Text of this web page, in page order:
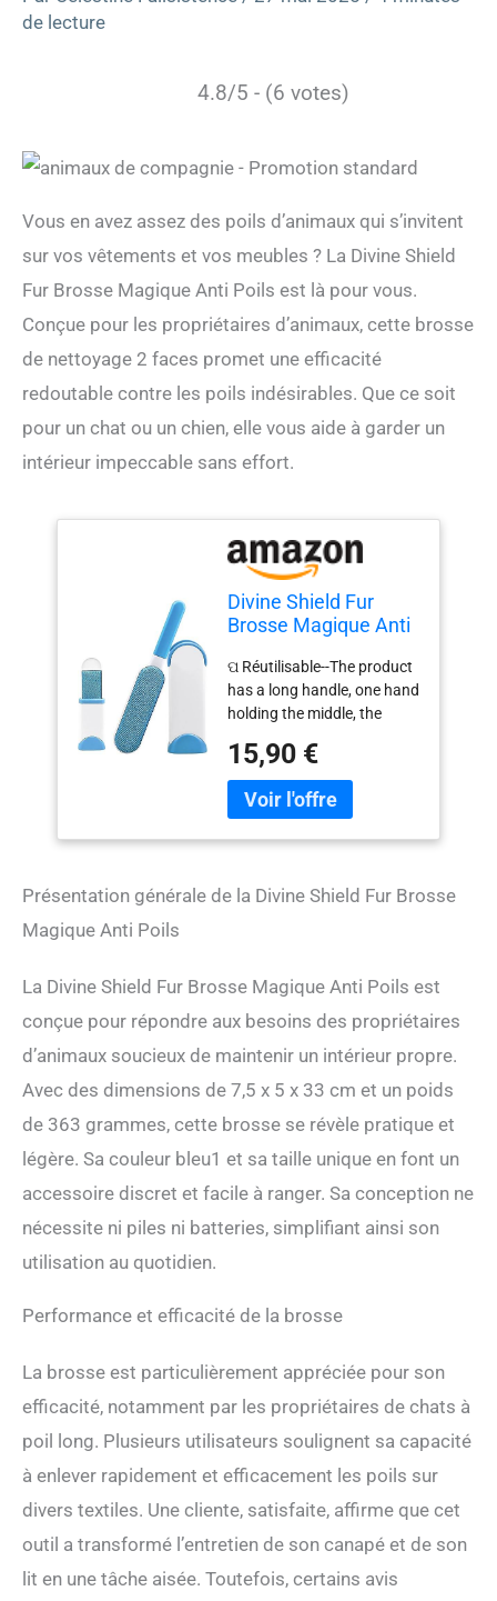
de lecture
4.8/5 - (6 votes)
Vous en avez assez des poils d’animaux qui s’invitent
sur vos vêtements et vos meubles ? La Divine Shield
Fur Brosse Magique Anti Poils est là pour vous.
Conçue pour les propriétaires d’animaux, cette brosse
de nettoyage 2 faces promet une efficacité
redoutable contre les poils indésirables. Que ce soit
pour un chat ou un chien, elle vous aide à garder un
intérieur impeccable sans effort.
Divine Shield Fur
Brosse Magique Anti
Nettoyage Magique 2
Faces (Chat, Chien)
ପ Réutilisable--The product
has a long handle, one hand
holding the middle, the
handle, pulled in the
opposite direction, pull out
the brush, gently sweep the
brush box has cilia on both
Open the bottom and clear
the "trash" into the trash. ପ
has a three-piece brush, a
blue long-handled brush, a
mini-brush, and the mini-
brush easily cleans the
carried around with you. ପ
High quality texture--the
Oh, this box has a layer of
protection, feel smooth and
made of high soft and easy
to stick cilia. Give your pet
Moderate size -- this
product brush length 33cm,
lower handle width 2cm.
The brush box is 7cm long,
15,90 €
Présentation générale de la Divine Shield Fur Brosse
Magique Anti Poils
La Divine Shield Fur Brosse Magique Anti Poils est
conçue pour répondre aux besoins des propriétaires
d’animaux soucieux de maintenir un intérieur propre.
Avec des dimensions de 7,5 x 5 x 33 cm et un poids
de 363 grammes, cette brosse se révèle pratique et
légère. Sa couleur bleu1 et sa taille unique en font un
accessoire discret et facile à ranger. Sa conception ne
nécessite ni piles ni batteries, simplifiant ainsi son
utilisation au quotidien.
Performance et efficacité de la brosse
La brosse est particulièrement appréciée pour son
efficacité, notamment par les propriétaires de chats à
poil long. Plusieurs utilisateurs soulignent sa capacité
à enlever rapidement et efficacement les poils sur
divers textiles. Une cliente, satisfaite, affirme que cet
outil a transformé l’entretien de son canapé et de son
lit en une tâche aisée. Toutefois, certains avis